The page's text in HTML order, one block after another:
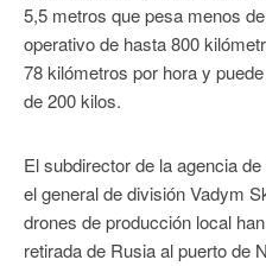
5,5 metros que pesa menos
operativo de hasta 800
78 kilómetros por hora y
de 200 kilos.
El subdirector de la agencia
el general de división Vadym
drones de producción local
retirada de Rusia al puerto de